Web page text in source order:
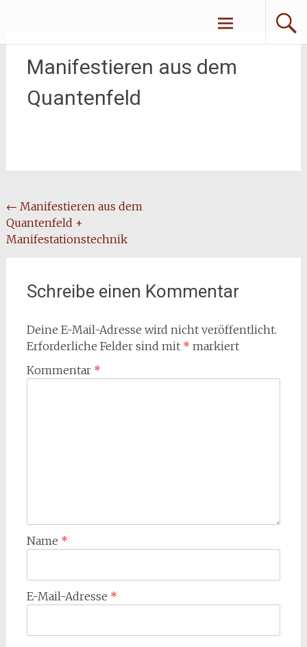
springen
Manifestieren aus dem
Quantenfeld
Beitragsnavigation
← Manifestieren aus dem
Quantenfeld +
Manifestationstechnik
Schreibe einen Kommentar
Deine E-Mail-Adresse wird nicht veröffentlicht.
Erforderliche Felder sind mit * markiert
Kommentar *
Name *
E-Mail-Adresse *